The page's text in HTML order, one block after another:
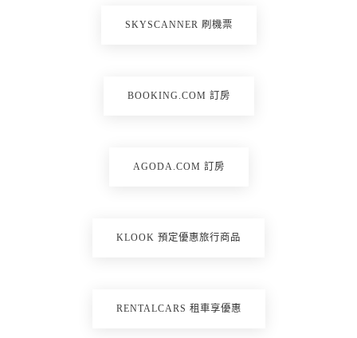
SKYSCANNER 刷機票
BOOKING.COM 訂房
AGODA.COM 訂房
KLOOK 預定優惠旅行商品
RENTALCARS 租車享優惠